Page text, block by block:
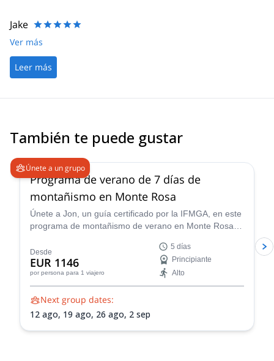
Jake
Ver más
Leer más
También te puede gustar
Únete a un grupo
Programa de verano de 7 días de
montañismo en Monte Rosa
Únete a Jon, un guía certificado por la IFMGA, en este
programa de montañismo de verano en Monte Rosa. Y
de los Alpes.
Desde
EUR 1146
por persona para 1 viajero
5 días
Principiante
Alto
Next group dates:
12 ago, 19 ago, 26 ago, 2 sep